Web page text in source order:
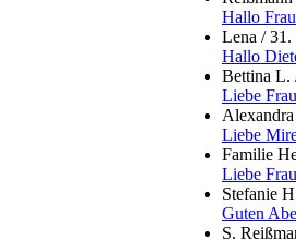
Hallo
Lena /31.
Hallo
Bettina L.
Liebe
Liebe
Familie
Liebe
Stefanie
Guten
S.